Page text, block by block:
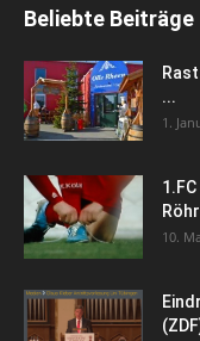
Beliebte Beiträge
...
1.
10.